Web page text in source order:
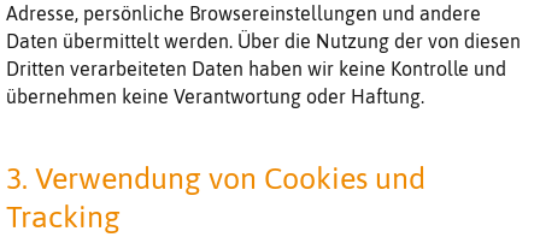
Adresse, persönliche Browsereinstellungen und andere
Daten übermittelt werden. Über die Nutzung der von diesen
Dritten verarbeiteten Daten haben wir keine Kontrolle und
übernehmen keine Verantwortung oder Haftung.
3. Verwendung von Cookies und
Tracking